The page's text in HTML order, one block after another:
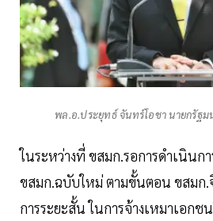
พล.อ.ประยุทธ์ จันทร์โอชา นายกรัฐม
ในระหว่างที่ ขสมก.รอการดำเนิน
ขสมก.ฉบับใหม่ ตามขั้นตอน ขสมก.
การระยะสั้น ในการจ้างเหมาเอกช